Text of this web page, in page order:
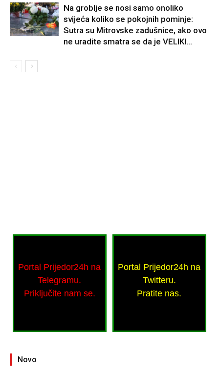
Na groblje se nosi samo onoliko
svijeća koliko se pokojnih pominje:
Sutra su Mitrovske zadušnice, ako ovo
ne uradite smatra se da je VELIKI...
Portal Prijedor24h na
Telegramu.
Priključite nam se.
Portal Prijedor24h na
Twitteru.
Pratite nas.
Novo